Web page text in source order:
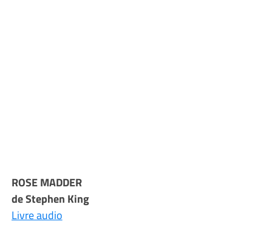
ROSE MADDER
de Stephen King
Livre audio